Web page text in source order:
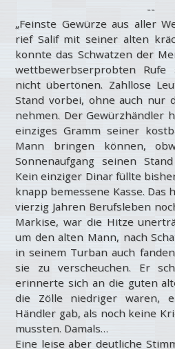
--
„Feinste Gewürze aus aller
rief Salif mit seiner alten
konnte das Schwatzen der
wettbewerbserprobten Rufe
nicht übertönen. Zahllose
Stand vorbei, ohne auch nur
nehmen. Der Gewürzhändler
einziges Gramm seiner
Mann bringen können,
Sonnenaufgang seinen
Kein einziger Dinar füllte
knapp bemessene Kasse.
vierzig Jahren Berufsleben
Markise, war die Hitze
um den alten Mann, nach
in seinem Turban auch
sie zu verscheuchen. Er
erinnerte sich an die guten
die Zölle niedriger waren,
Händler gab, als noch keine
mussten. Damals…
Eine leise aber deutliche